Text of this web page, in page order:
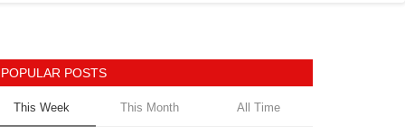
POPULAR POSTS
This Week This Month All Time